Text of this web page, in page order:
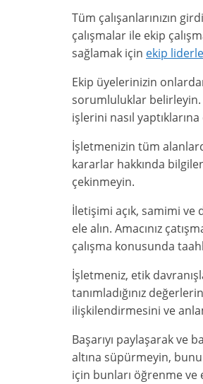
Tüm çalışanlarınızın
çalışmalar ile ekip
sağlamak için ekip
Ekip üyelerinizin
sorumluluklar belirleyin.
işlerini nasıl
İşletmenizin tüm
kararlar hakkında
çekinmeyin.
İletişimi açık, samimi ve
ele alın. Amacınız
çalışma konusunda
İşletmeniz, etik
tanımladığınız
ilişkilendirmesini ve
Başarıyı paylaşarak ve
altına süpürmeyin,
için bunları öğrenme ve